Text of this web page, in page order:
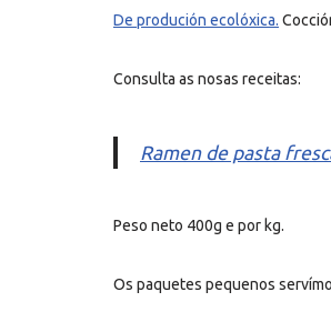
De produción ecolóxica.
Consulta as nosas receitas:
Ramen de pasta
Peso neto 400g e por kg.
Os paquetes pequenos